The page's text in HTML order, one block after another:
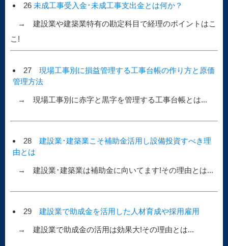
26 未成工事受入金･未成工事支出金とは何か？
→ 建設業や建築業特有の勘定科目で経理のポイントはこ
こ!
27 現場工事別に損益管理する工事台帳の作り方と原価
管理方法
→ 現場工事別に赤字と黒字を管理する工事台帳とは...
28 建設業･建築業こそ補助金活用し設備投資すべき理
由とは
→ 建設業･建築業は補助金に向いてます!その理由とは...
29 建設業で助成金を活用した人材育成や採用雇用
→ 建設業で助成金の活用は効果大!その理由とは...